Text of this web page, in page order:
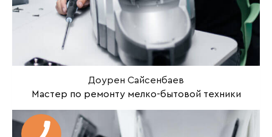
Доурен Сайсенбаев
Мастер по ремонту мелко-бытовой техники